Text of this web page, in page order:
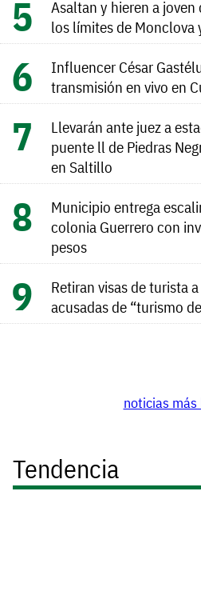
Asaltan y hieren a
los límites de Monclova
Influencer César
transmisión en vivo en
Llevarán ante juez a
puente ll de Piedras
en Saltillo
Municipio entrega
colonia Guerrero con
pesos
Retiran visas de turista
acusadas de “turismo
noticias más
Tendencia